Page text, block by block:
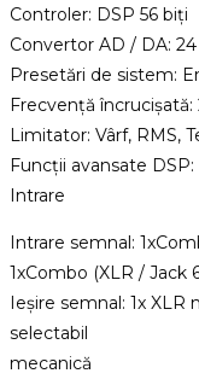
Controler: DSP 56 biți
Convertor AD / DA:
Presetări de sistem:
Frecvență
Limitator: Vârf, RMS,
Funcții avansate
Intrare
Intrare semnal:
1xCombo (XLR / Jack
Ieșire semnal: 1x XLR
selectabil
mecanică